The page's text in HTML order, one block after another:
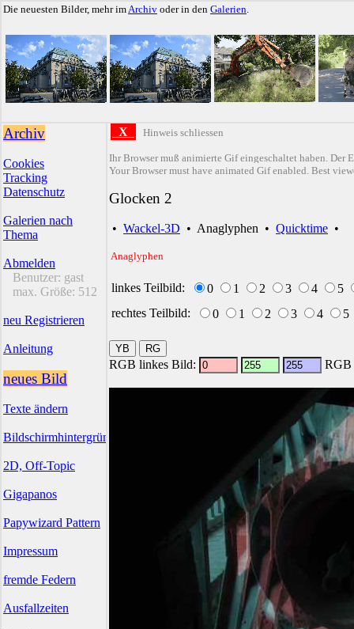
Die neuesten Bilder, mehr imArchiv oder in den Galerien.
Archiv
Cookies
Tracking
Datenschutz
Galerien nach
Thema
Abmelden
Benutzer: gast
max. Größe: 512
neu Registrieren
Anleitung
neues Bild
Texte ändern
Bildschirmhintergründe
2D, Off-Topic
Gigapanos
Papywizard Pattern
Impressum
fremde Federn
Ausfallzeiten
X Hinweis schliessen
Ihr Browser muß animierte Gif eingeschaltet haben. Der
Your Browser must have animated Gif enabled. Best
Glocken 2
• Wackel-3D • Anaglyphen • Quicktime •
Anaglyphen
linkes Teilbild: 0 1 2 3 4
5
rechtes Teilbild:
0 1 2 3 4 5
RGB linkes Bild: RGB